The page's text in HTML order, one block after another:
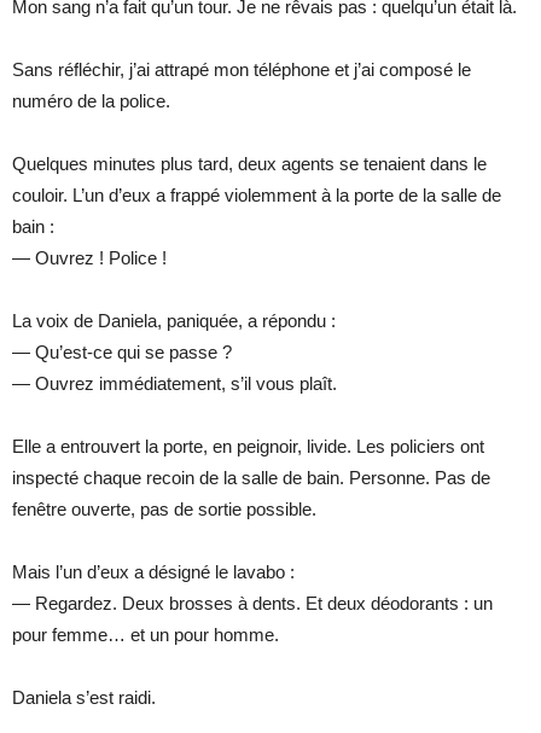
Mon sang n’a fait qu’un tour. Je ne rêvais pas : quelqu’un était là.
Sans réfléchir, j’ai attrapé mon téléphone et j’ai composé le
numéro de la police.
Quelques minutes plus tard, deux agents se tenaient dans le
couloir. L’un d’eux a frappé violemment à la porte de la salle de
bain :
— Ouvrez ! Police !
La voix de Daniela, paniquée, a répondu :
— Qu’est-ce qui se passe ?
— Ouvrez immédiatement, s’il vous plaît.
Elle a entrouvert la porte, en peignoir, livide. Les policiers ont
inspecté chaque recoin de la salle de bain. Personne. Pas de
fenêtre ouverte, pas de sortie possible.
Mais l’un d’eux a désigné le lavabo :
— Regardez. Deux brosses à dents. Et deux déodorants : un
pour femme… et un pour homme.
Daniela s’est raidi.